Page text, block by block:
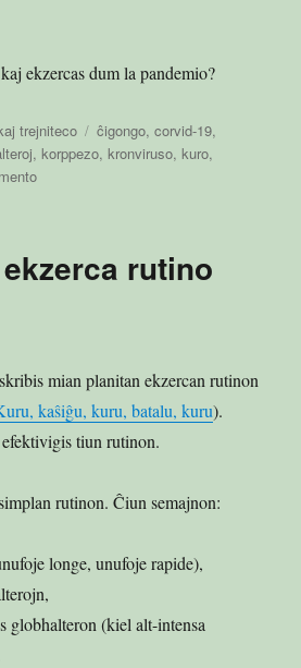
ekzercas dum la pandemio?
trejniteco Etikedoj
ĉigongo,corvid-19,
,korppezo,kronviruso,kuro,
pri
rutino
mian planitan ekzercan rutinon
kaŝiĝu, kuru, batalu, kuru).
tiun rutinon.
rutinon. Ĉiun semajnon:
longe, unufoje rapide),
globhalteron (kiel alt-intensa